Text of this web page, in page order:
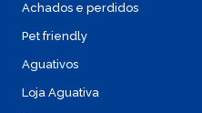
Achados e perdidos
Pet friendly
Aguativos
Loja Aguativa